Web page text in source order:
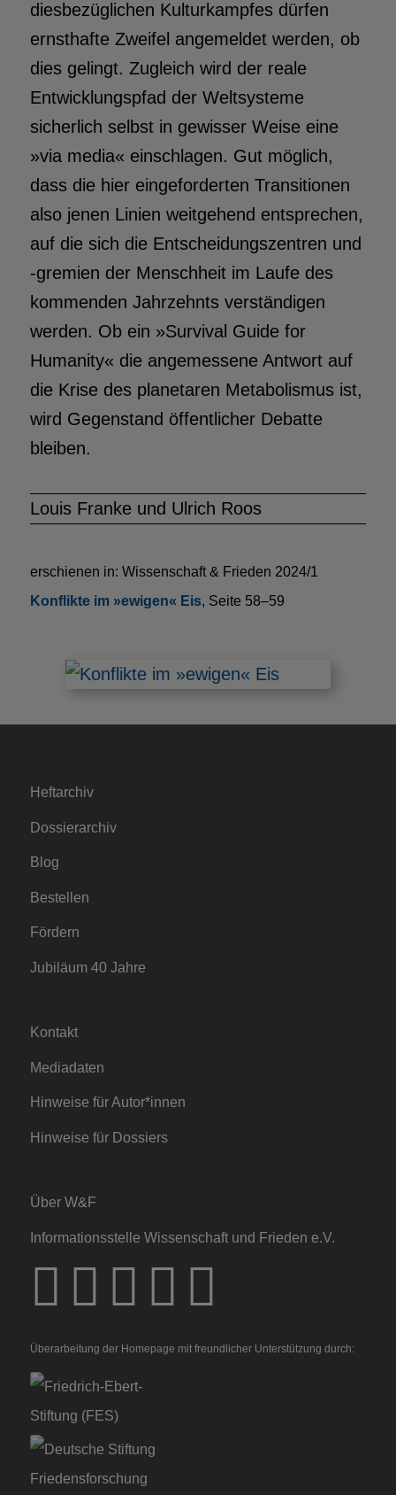
diesbezüglichen Kulturkampfes dürfen
ernsthafte Zweifel angemeldet werden, ob
dies gelingt. Zugleich wird der reale
Entwicklungspfad der Weltsysteme
sicherlich selbst in gewisser Weise eine
»via media« einschlagen. Gut möglich,
dass die hier eingeforderten Transitionen
also jenen Linien weitgehend entsprechen,
auf die sich die Entscheidungszentren und
-gremien der Menschheit im Laufe des
kommenden Jahrzehnts verständigen
werden. Ob ein »Survival Guide for
Humanity« die angemessene Antwort auf
die Krise des planetaren Metabolismus ist,
wird Gegenstand öffentlicher Debatte
bleiben.
Louis Franke und Ulrich Roos
erschienen in: Wissenschaft & Frieden 2024/1
Konflikte im »ewigen« Eis, Seite 58–59
Heftarchiv
Dossierarchiv
Blog
Bestellen
Fördern
Jubiläum 40 Jahre
Kontakt
Mediadaten
Hinweise für Autor*innen
Hinweise für Dossiers
Über W&F
Informationsstelle Wissenschaft und Frieden e.V.
Überarbeitung der Homepage mit freundlicher Unterstützung durch: